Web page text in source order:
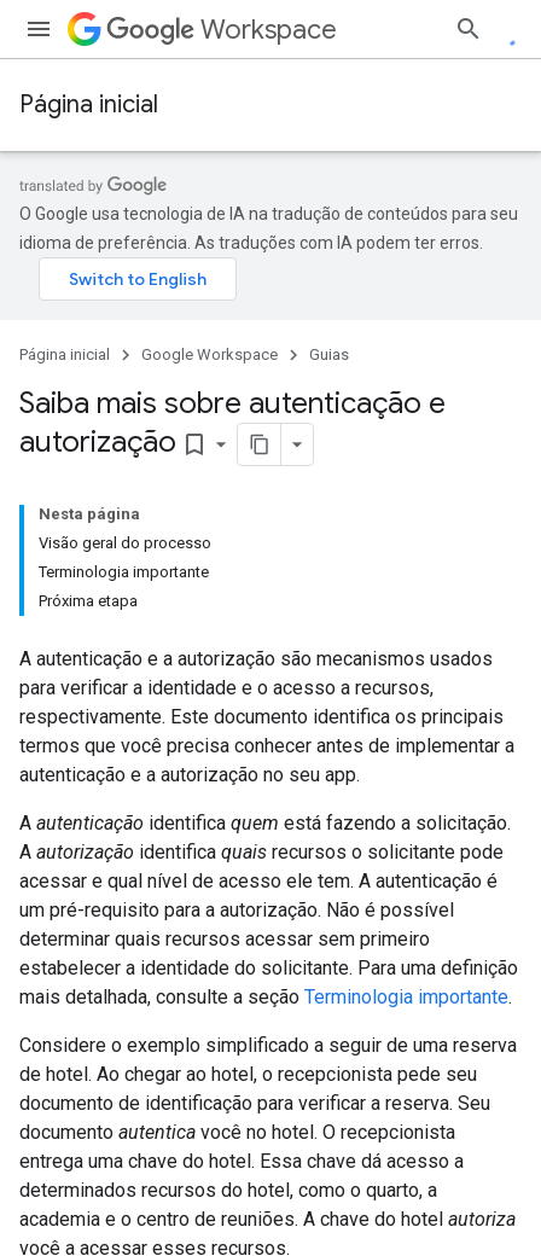
Workspace
Página inicial
O Google usa tecnologia de IA na tradução de conteúdos para seu
idioma de preferência. As traduções com IA podem ter erros.
Página inicial Google Workspace Guias
Saiba mais sobre autenticação e
autorização bookmark_border
Nesta página
Visão geral do processo
Terminologia importante
Próxima etapa
A autenticação e a autorização são mecanismos usados
para verificar a identidade e o acesso a recursos,
respectivamente. Este documento identifica os principais
termos que você precisa conhecer antes de implementar a
autenticação e a autorização no seu app.
A autenticação identifica quem está fazendo a solicitação.
A autorização identifica quais recursos o solicitante pode
acessar e qual nível de acesso ele tem. A autenticação é
um pré-requisito para a autorização. Não é possível
determinar quais recursos acessar sem primeiro
estabelecer a identidade do solicitante. Para uma definição
mais detalhada, consulte a seção Terminologia importante.
Considere o exemplo simplificado a seguir de uma reserva
de hotel. Ao chegar ao hotel, o recepcionista pede seu
documento de identificação para verificar a reserva. Seu
documento autentica você no hotel. O recepcionista
entrega uma chave do hotel. Essa chave dá acesso a
determinados recursos do hotel, como o quarto, a
academia e o centro de reuniões. A chave do hotel autoriza
você a acessar esses recursos.